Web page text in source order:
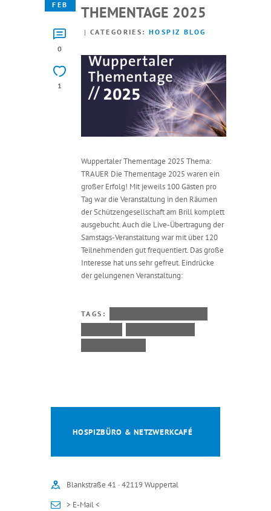
FEB
0
1
THEMENTAGE 2025
CATEGORIES:HOSPIZ BLOG
Wuppertaler Thementage 2025 Thema:
TRAUER Die Thementage 2025 waren ein
großer Erfolg! Mit jeweils 100 Gästen pro
Tag war die Veranstaltung in den Räumen
der Schützengesellschaft am Brill komplett
ausgebucht. Auch die Live-Übertragung der
Samstags-Veranstaltung war mit über 120
Teilnehmenden gut frequentiert. Das große
Interesse hat uns sehr gefreut. Eindrücke
der gelungenen Veranstaltung:
TAGS:
HOSPIZBÜRO & NETZWERKCAFÉ
Blankstraße 41 · 42119 Wuppertal
> E-Mail <